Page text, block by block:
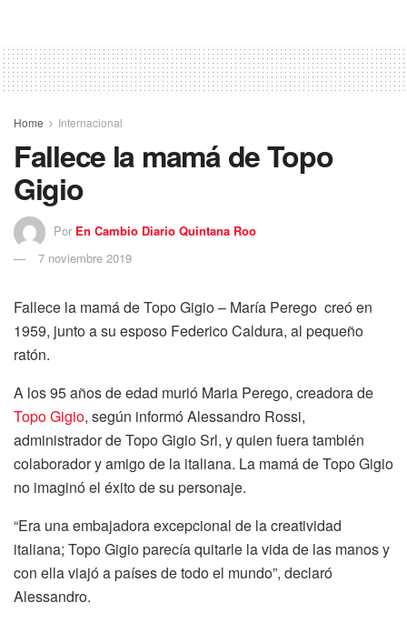
Home Internacional
Fallece la mamá de Topo
Gigio
Por En Cambio Diario Quintana Roo
7 noviembre 2019
Fallece la mamá de Topo Gigio – María Perego creó en
1959, junto a su esposo Federico Caldura, al pequeño
ratón.
A los 95 años de edad murió Maria Perego, creadora de
Topo Gigio, según informó Alessandro Rossi,
administrador de Topo Gigio Srl, y quien fuera también
colaborador y amigo de la italiana. La mamá de Topo Gigio
no imaginó el éxito de su personaje.
“Era una embajadora excepcional de la creatividad
italiana; Topo Gigio parecía quitarle la vida de las manos y
con ella viajó a países de todo el mundo”, declaró
Alessandro.